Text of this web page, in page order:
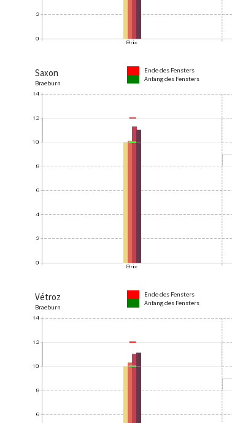
Saxon
Braeburn
Ende des Fensters
Anfang des Fensters
Vétroz
Braeburn
Ende des Fensters
Anfang des Fensters